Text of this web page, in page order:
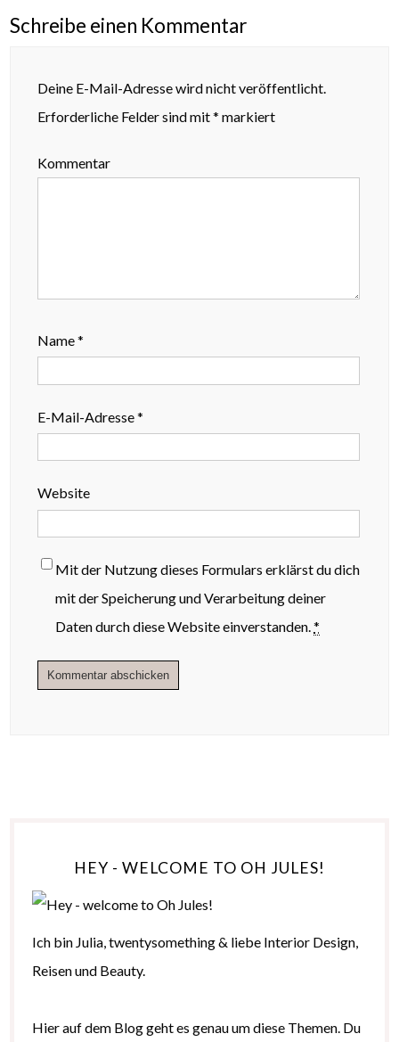
Schreibe einen Kommentar
Deine E-Mail-Adresse wird nicht veröffentlicht.
Erforderliche Felder sind mit* markiert
Kommentar
Name*
E-Mail-Adresse*
Website
Mit der Nutzung dieses Formulars erklärst du dich
mit der Speicherung und Verarbeitung deiner
Daten durch diese Website einverstanden.*
HEY - WELCOME TO OH JULES!
Ich bin Julia, twentysomething & liebe Interior Design,
Reisen und Beauty.
Hier auf dem Blog geht es genau um diese Themen. Du